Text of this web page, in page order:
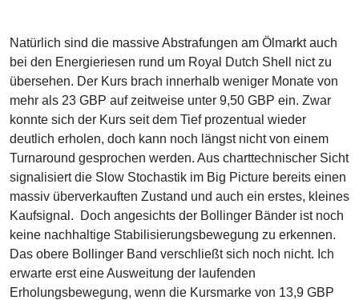
Natürlich sind die massive Abstrafungen am Ölmarkt auch
bei den Energieriesen rund um Royal Dutch Shell nict zu
übersehen. Der Kurs brach innerhalb weniger Monate von
mehr als 23 GBP auf zeitweise unter 9,50 GBP ein. Zwar
konnte sich der Kurs seit dem Tief prozentual wieder
deutlich erholen, doch kann noch längst nicht von einem
Turnaround gesprochen werden. Aus charttechnischer Sicht
signalisiert die Slow Stochastik im Big Picture bereits einen
massiv überverkauften Zustand und auch ein erstes, kleines
Kaufsignal. Doch angesichts der Bollinger Bänder ist noch
keine nachhaltige Stabilisierungsbewegung zu erkennen.
Das obere Bollinger Band verschließt sich noch nicht. Ich
erwarte erst eine Ausweitung der laufenden
Erholungsbewegung, wenn die Kursmarke von 13,9 GBP